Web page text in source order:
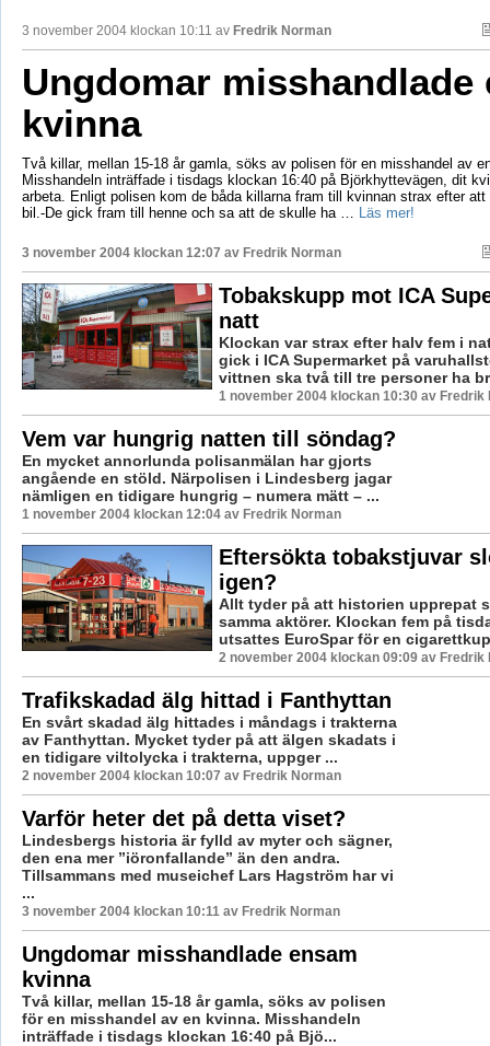
3 november 2004 klockan 10:11 av Fredrik Norman
Ungdomar misshandlade
kvinna
Två killar, mellan 15-18 år gamla, söks av polisen för en misshandel av
Misshandeln inträffade i tisdags klockan 16:40 på Björkhyttevägen, dit
arbeta. Enligt polisen kom de båda killarna fram till kvinnan strax efter att
bil.-De gick fram till henne och sa att de skulle ha … Läs mer!
3 november 2004 klockan 12:07 av Fredrik Norman
Tobakskupp mot ICA
natt
Klockan var strax efter halv fem i
gick i ICA Supermarket på
vittnen ska två till tre personer ha
1 november 2004 klockan 10:30 av Fredrik
Vem var hungrig natten till söndag?
En mycket annorlunda polisanmälan har gjorts
angående en stöld. Närpolisen i Lindesberg jagar
nämligen en tidigare hungrig – numera mätt – ...
1 november 2004 klockan 12:04 av Fredrik Norman
Eftersökta tobakstjuvar
igen?
Allt tyder på att historien upprepat
samma aktörer. Klockan fem på
utsattes EuroSpar för en
2 november 2004 klockan 09:09 av Fredrik
Trafikskadad älg hittad i Fanthyttan
En svårt skadad älg hittades i måndags i trakterna
av Fanthyttan. Mycket tyder på att älgen skadats i
en tidigare viltolycka i trakterna, uppger ...
2 november 2004 klockan 10:07 av Fredrik Norman
Varför heter det på detta viset?
Lindesbergs historia är fylld av myter och sägner,
den ena mer ”iöronfallande” än den andra.
Tillsammans med museichef Lars Hagström har vi
...
3 november 2004 klockan 10:11 av Fredrik Norman
Ungdomar misshandlade ensam
kvinna
Två killar, mellan 15-18 år gamla, söks av polisen
för en misshandel av en kvinna. Misshandeln
inträffade i tisdags klockan 16:40 på Bjö...